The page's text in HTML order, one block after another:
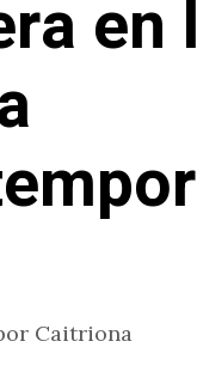
en
Caitriona